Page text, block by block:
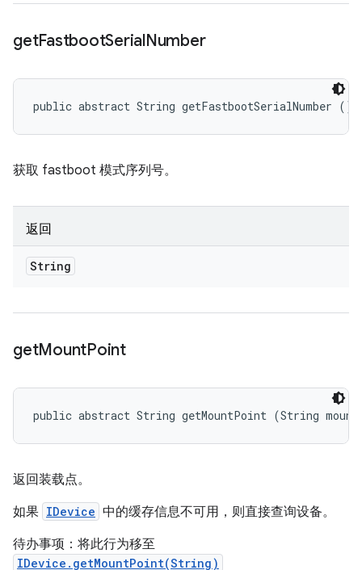
getFastbootSerialNumber
public abstract String getFastbootSerialNumber ()
获取 fastboot 模式序列号。
返回
String
getMountPoint
public abstract String getMountPoint (String
返回装载点。
如果 IDevice 中的缓存信息不可用，则直接查询设备。
待办事项：将此行为移至
IDevice.getMountPoint(String)